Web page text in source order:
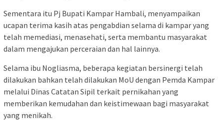
Sementara itu Pj Bupati Kampar Hambali, menyampaikan
ucapan terima kasih atas pengabdian selama di kampar yang
telah memediasi, menasehati, serta membantu masyarakat
dalam mengajukan perceraian dan hal lainnya.
Selama ibu Nogliasma, beberapa kegiatan bersinergi telah
dilakukan bahkan telah dilakukan MoU dengan Pemda Kampar
melalui Dinas Catatan Sipil terkait pernikahan yang
memberikan kemudahan dan keistimewaan bagi masyarakat
yang menikah.